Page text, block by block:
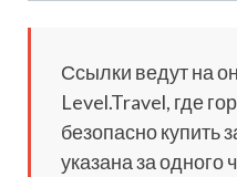
Ссылки ведут на
Level.Travel, где
безопасно купить
указана за одного